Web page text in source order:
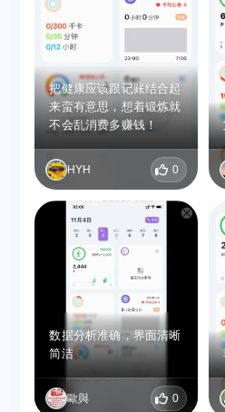
把健康应该跟记账结合起
来蛮有意思，想着锻炼就
不会乱消费多赚钱！
HYH 0
数据分析准确，界面清晰
简洁
歐與 0